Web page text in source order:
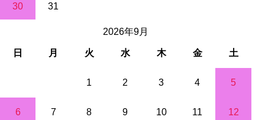
30 31
2026年9月
日 月 火 水 木 金 土
1 2 3 4 5
6 7 8 9 10 11 12